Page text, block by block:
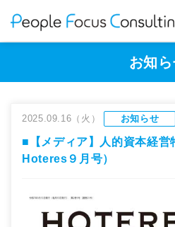
お知
2025.09.16（火） お知らせ
■【メディア】人的資本経営
Hoteres９月号）